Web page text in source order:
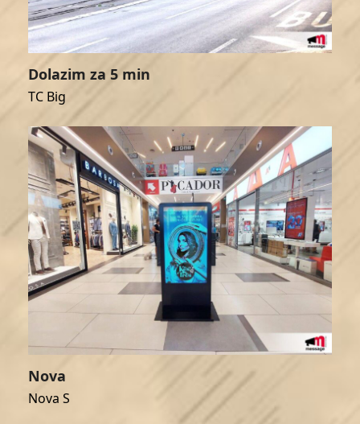
Dolazim za 5 min
TC Big
Nova
Nova S